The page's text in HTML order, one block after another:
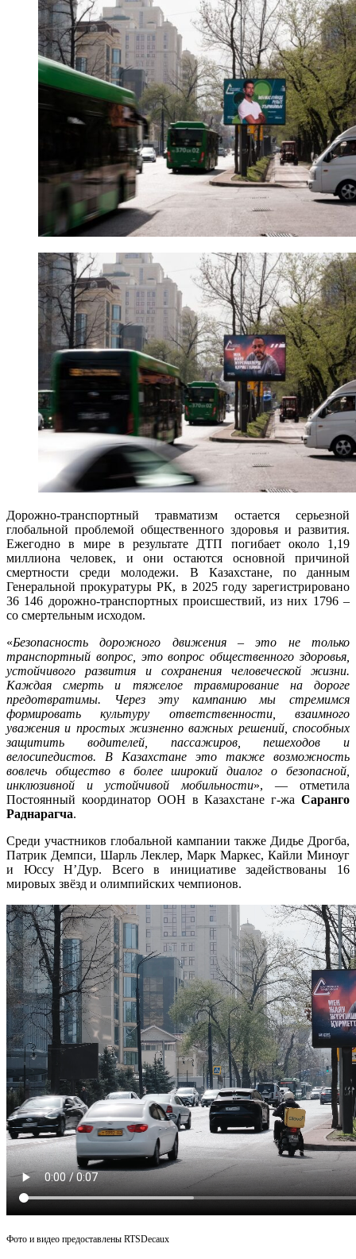
Дорожно-транспортный травматизм остается серьезной
глобальной проблемой общественного здоровья и развития.
Ежегодно в мире в результате ДТП погибает около 1,19
миллиона человек, и они остаются основной причиной
смертности среди молодежи. В Казахстане, по данным
Генеральной прокуратуры РК, в 2025 году зарегистрировано
36 146 дорожно-транспортных происшествий, из них 1796 –
со смертельным исходом.
«Безопасность дорожного движения – это не только
транспортный вопрос, это вопрос общественного здоровья,
устойчивого развития и сохранения человеческой жизни.
Каждая смерть и тяжелое травмирование на дороге
предотвратимы. Через эту кампанию мы стремимся
формировать культуру ответственности, взаимного
уважения и простых жизненно важных решений, способных
защитить водителей, пассажиров, пешеходов и
велосипедистов. В Казахстане это также возможность
вовлечь общество в более широкий диалог о безопасной,
инклюзивной и устойчивой мобильности», — отметила
Постоянный координатор ООН в Казахстане г-жа Саранго
Раднарагча.
Среди участников глобальной кампании также Дидье Дрогба,
Патрик Демпси, Шарль Леклер, Марк Маркес, Кайли Миноуг
и Юссу Н’Дур. Всего в инициативе задействованы 16
мировых звёзд и олимпийских чемпионов.
Фото и видео предоставлены RTSDecaux